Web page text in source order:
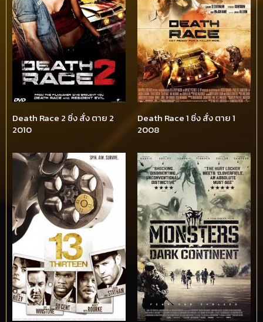
Death Race 2 ซิ่ง สั่ง ตาย 2
2010
Death Race 1 ซิ่ง สั่ง ตาย 1
2008